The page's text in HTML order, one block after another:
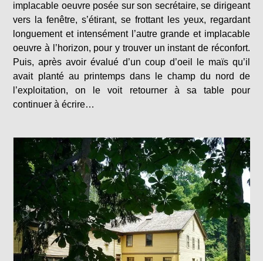
implacable oeuvre posée sur son secrétaire, se dirigeant
vers la fenêtre, s’étirant, se frottant les yeux, regardant
longuement et intensément l’autre grande et implacable
oeuvre à l’horizon, pour y trouver un instant de réconfort.
Puis, après avoir évalué d’un coup d’oeil le maïs qu’il
avait planté au printemps dans le champ du nord de
l’exploitation, on le voit retourner à sa table pour
continuer à écrire…